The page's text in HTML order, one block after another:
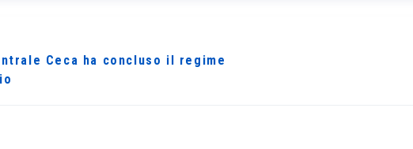
Ceca ha concluso il regime